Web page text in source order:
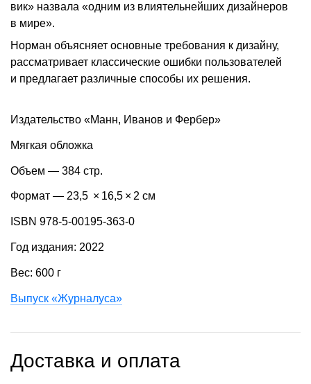
вик» назвала «одним из влиятельнейших дизайнеров
в мире».
Норман объясняет основные требования к дизайну,
рассматривает классические ошибки пользователей
и предлагает различные способы их решения.
Издательство «Манн, Иванов и Фербер»
Мягкая обложка
Объем — 384 стр.
Формат — 23,5 × 16,5 × 2 см
ISBN 978-5-00195-363-0
Год издания: 2022
Вес: 600 г
Выпуск «Журналуса»
Доставка и оплата